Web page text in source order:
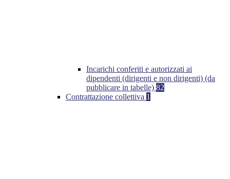
Incarichi conferiti e autorizzati ai
dipendenti (dirigenti e non dirigenti) (da
pubblicare in tabelle) 82
Contrattazione collettiva 1